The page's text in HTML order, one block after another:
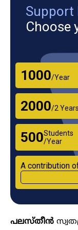
Support
Choose
₹1000/Year
₹2000/2 Years
₹500Students
/Year
A contribution
പലസ്തീൻ